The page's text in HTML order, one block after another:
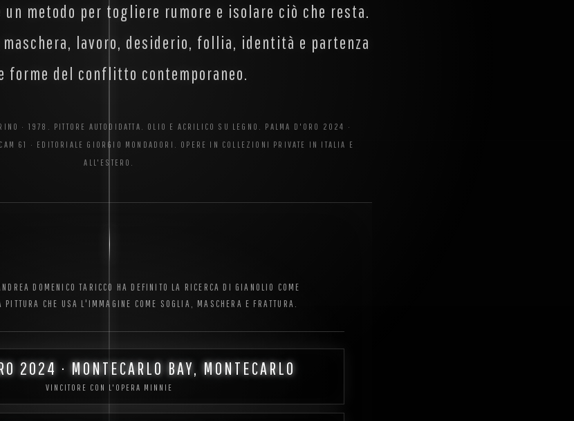
metodo per togliere rumore e isolare ciò che resta.
maschera, lavoro, desiderio, follia, identità e partenza
forme del conflitto contemporaneo.
· 1978. PITTORE AUTODIDATTA. OLIO E ACRILICO SU LEGNO. PALMA D'ORO 2024 ·
61 · EDITORIALE GIORGIO MONDADORI. OPERE IN COLLEZIONI PRIVATE IN ITALIA E
ALL'ESTERO.
DOMENICO TARICCO HA DEFINITO LA RICERCA DI GIANOLIO COME
PITTURA CHE USA L'IMMAGINE COME SOGLIA, MASCHERA E FRATTURA.
2024 · MONTECARLO BAY, MONTECARLO
VINCITORE CON L'OPERA MINNIE